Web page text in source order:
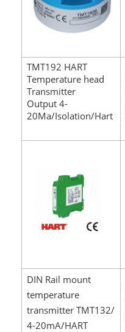
TMT192 HART
Temperature head
Transmitter
Output 4-
20Ma/Isolation/Hart
DIN Rail mount
temperature
transmitter TMT132/
4-20mA/HART